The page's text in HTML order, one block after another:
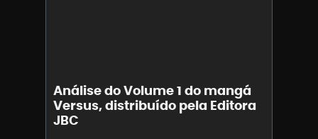
Análise do Volume 1 do mangá
Versus, distribuído pela Editora
JBC